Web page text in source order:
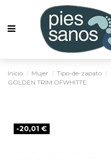
Inicio Mujer Tipo-de-zapato
GOLDEN TRIM OFWHITTE
-20,01 €